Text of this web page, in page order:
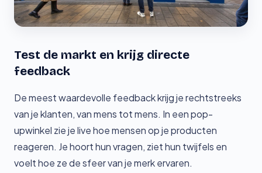
Test de markt en krijg directe
feedback
De meest waardevolle feedback krijg je rechtstreeks
van je klanten, van mens tot mens. In een pop-
upwinkel zie je live hoe mensen op je producten
reageren. Je hoort hun vragen, ziet hun twijfels en
voelt hoe ze de sfeer van je merk ervaren.